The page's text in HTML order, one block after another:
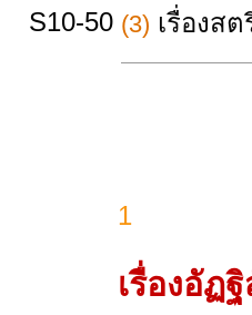
S10-50 (3) เรื่องส
1
เรื่องอัฏ